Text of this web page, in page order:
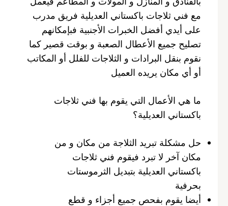
مع فني ثلاجات باكستاني العديلية فريق مدرب
على أيدي أفضل الخبرات الأجنبية فبإمكانهم
تصليح جميع الأعطال الصعبة و بوقت قصير كما
نقوم بنقل البرادات و الثلاجات للفلل أو المكاتب
أو أي مكان يريده العميل
ما هي الأعمال التي يقوم بها فني ثلاجات
باكستاني العديلية؟
حل مشكلة تبريد الثلاجة من مكان و من
مكان آخر لا تبرد فيقوم فني ثلاجات
باكستاني العديلية بتبديل الثرموستات
بحرفية
أيضا يقوم بفحص جميع أجزاء و قطع